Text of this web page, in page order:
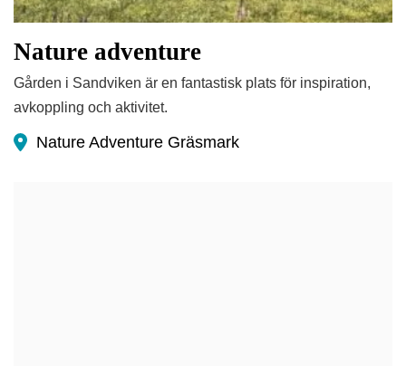
Nature adventure
Gården i Sandviken är en fantastisk plats för inspiration,
avkoppling och aktivitet.
Nature Adventure Gräsmark